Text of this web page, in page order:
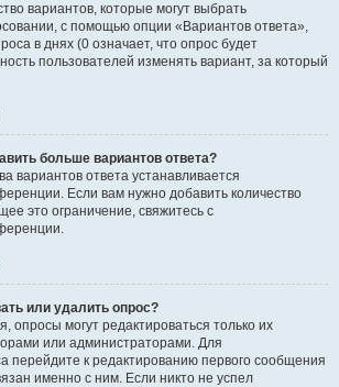
вариантов, которые могут выбрать
с помощью опции «Вариантов ответа»,
в днях (0 означает, что опрос будет
пользователей изменять вариант, за который
больше вариантов ответа?
вариантов ответа устанавливается
Если вам нужно добавить количество
это ограничение, свяжитесь с
или удалить опрос?
опросы могут редактироваться только их
или администраторами. Для
перейдите к редактированию первого сообщения
именно с ним. Если никто не успел